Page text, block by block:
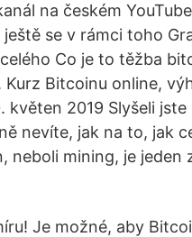
na českém
se v rámci toho
Co je to těžba
Bitcoinu online,
2019 Slyšeli
nevíte, jak na to, jak
mining, je jeden
Je možné, aby